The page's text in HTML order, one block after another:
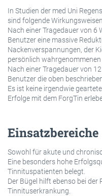
In Studien der med Uni
sind folgende
Nach einer Tragedauer von 6
Benutzer eine massive
Nackenverspannungen, der
persönlich wahrgenommenen
Nach einer Tragedauer von
Benutzer die oben
Es ist keine irgendwie
Erfolge mit dem ForgTin
Einsatzbereiche
Sowohl für akute und
Eine besonders hohe
Tinnituspatienten belegt.
Der Bügel hilft ebenso bei der
Tinnituserkrankung.